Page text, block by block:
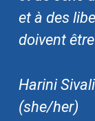
et à des
doivent
Harini
(she/her)